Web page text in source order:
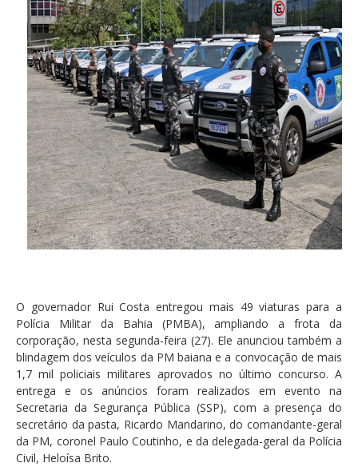
O governador Rui Costa entregou mais 49 viaturas para a
Polícia Militar da Bahia (PMBA), ampliando a frota da
corporação, nesta segunda-feira (27). Ele anunciou também a
blindagem dos veículos da PM baiana e a convocação de mais
1,7 mil policiais militares aprovados no último concurso. A
entrega e os anúncios foram realizados em evento na
Secretaria da Segurança Pública (SSP), com a presença do
secretário da pasta, Ricardo Mandarino, do comandante-geral
da PM, coronel Paulo Coutinho, e da delegada-geral da Polícia
Civil, Heloísa Brito.